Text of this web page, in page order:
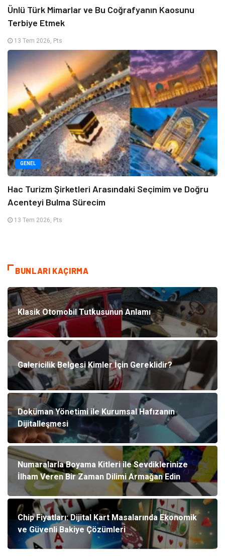
Ünlü Türk Mimarlar ve Bu Coğrafyanın Kaosunu
Terbiye Etmek
13 Tem 2026, Pts
GENEL
Hac Turizm Şirketleri Arasındaki Seçimim ve Doğru
Acenteyi Bulma Sürecim
13 Tem 2026, Pts
BUNLARI KAÇIRMA
Klasik Otomobil Tutkusunun Anlamı
Galericilik Belgesi Kimler İçin Gereklidir?
Doküman Yönetimi ile Kurumsal Hafızanın
Dijitalleşmesi
Numaralarla Boyama Kitleri ile Sevdiklerinize
İlham Veren Bir Zaman Dilimi Armağan Edin
Chip Fiyatları: Dijital Kart Masalarında Ekonomik
ve Güvenli Bakiye Çözümleri